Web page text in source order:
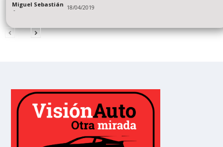
Miguel Sebastián
- 18/04/2019